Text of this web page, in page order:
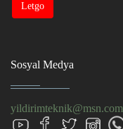
Letgo
Sosyal Medya
yildirimteknik@msn.com